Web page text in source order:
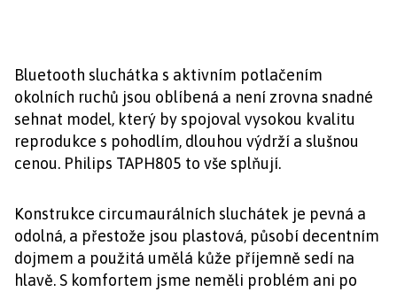
Bluetooth sluchátka s aktivním potlačením
okolních ruchů jsou oblíbená a není zrovna snadné
sehnat model, který by spojoval vysokou kvalitu
reprodukce s pohodlím, dlouhou výdrží a slušnou
cenou. Philips TAPH805 to vše splňují.
Konstrukce circumaurálních sluchátek je pevná a
odolná, a přestože jsou plastová, působí decentním
dojmem a použitá umělá kůže příjemně sedí na
hlavě. S komfortem jsme neměli problém ani po